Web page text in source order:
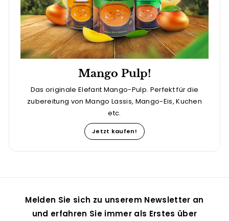
Mango Pulp!
Das originale Elefant Mango-Pulp. Perfekt für die
zubereitung von Mango Lassis, Mango-Eis, Kuchen
etc.
Jetzt kaufen!
Melden Sie sich zu unserem Newsletter an
und erfahren Sie immer als Erstes über